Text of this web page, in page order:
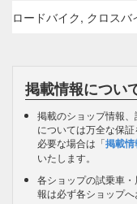
ロードバイク, クロス
掲載情報につい
掲載のショップ情報
については万全な保
必要な場合は「掲載
いたします。
各ショップの試乗車
報は必ず各ショップへ